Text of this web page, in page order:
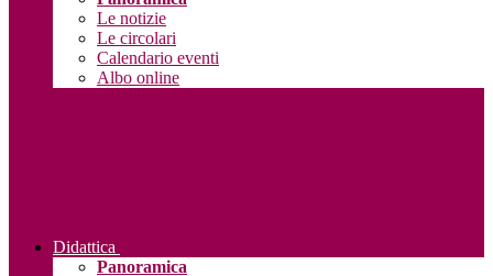
Le notizie
Le circolari
Calendario eventi
Albo online
Didattica
Panoramica